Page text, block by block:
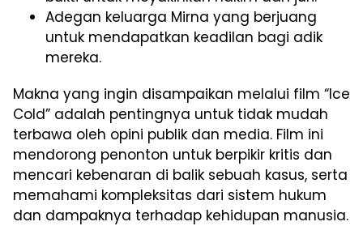
Adegan keluarga Mirna yang berjuang
untuk mendapatkan keadilan bagi adik
mereka.
Makna yang ingin disampaikan melalui film “Ice
Cold” adalah pentingnya untuk tidak mudah
terbawa oleh opini publik dan media. Film ini
mendorong penonton untuk berpikir kritis dan
mencari kebenaran di balik sebuah kasus, serta
memahami kompleksitas dari sistem hukum
dan dampaknya terhadap kehidupan manusia.